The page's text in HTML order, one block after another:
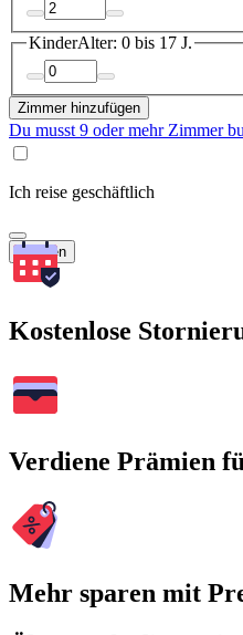
KinderAlter: 0 bis 17 J.
Zimmer hinzufügen
Du musst 9 oder mehr Zimmer
Ich reise geschäftlich
Suchen
Kostenlose
Verdiene Prämien
Mehr sparen mit